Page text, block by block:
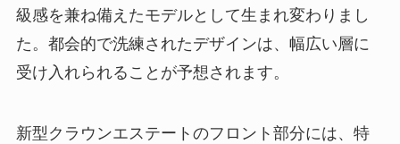
級感を兼ね備えたモデルとして生まれ変わりまし
た。都会的で洗練されたデザインは、幅広い層に
受け入れられることが予想されます。
新型クラウンエステートのフロント部分には、特